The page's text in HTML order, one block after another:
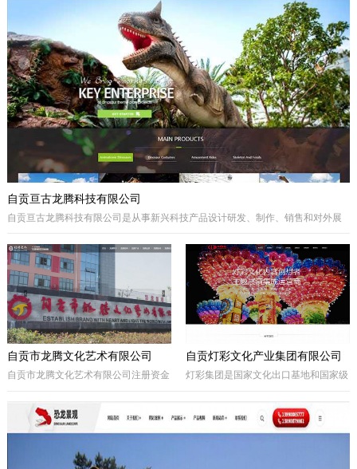
More
自贡亘古龙腾科技有限公司
自贡亘古龙腾科技有限公司是从事新兴科技产品设计研发、制作、销售和对外展
架、仿真远古植物、埋藏挖掘现场和行走恐龙服等仿真产品，现已成为行业内的
领军企业。
自贡灯彩文化产业集团有限公司
灯彩集团是国家文化出口基地和国家级
企业，集团子公司新亚彩灯是连续多年
由中央五部委联合授予的国家文化出口
自贡市龙腾文化艺术有限公司
自贡市龙腾文化艺术有限公司注册资金
之乡、中国灯城”美誉的四川省自贡
市。拥有“占地100余亩的中国彩灯仿真
司从事彩灯艺术工程、彩车彩船巡游工